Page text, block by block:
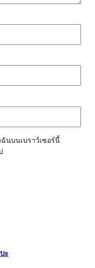
นบนเบราว์เซอร์นี้
ะ